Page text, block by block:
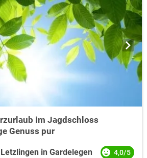
im Jagdschloss
Genuss pur
in Gardelegen 4,0/5